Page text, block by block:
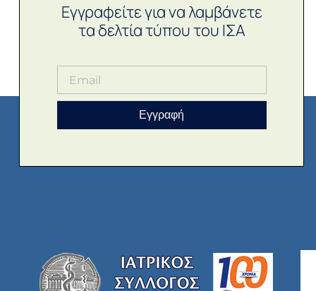
Εγγραφείτε για να λαμβάνετε
τα δελτία τύπου του ΙΣΑ
Εγγραφή